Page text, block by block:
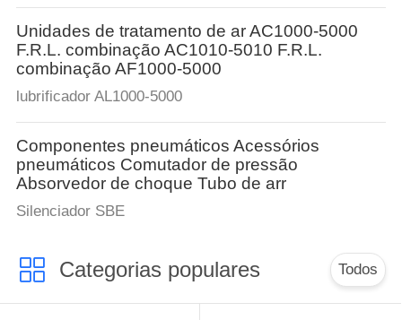
Unidades de tratamento de ar AC1000-5000
F.R.L. combinação AC1010-5010 F.R.L.
combinação AF1000-5000
lubrificador AL1000-5000
Componentes pneumáticos Acessórios
pneumáticos Comutador de pressão
Absorvedor de choque Tubo de arr
Silenciador SBE
Categorias populares Todos